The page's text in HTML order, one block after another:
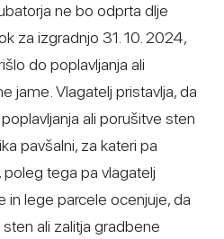
ne bo odprta dlje
za izgradnjo 31. 10. 2024,
do poplavljanja ali
jame. Vlagatelj pristavlja, da
ali porušitve sten
pavšalni, za kateri pa
poleg tega pa vlagatelj
in lege parcele ocenjuje, da
ali zalitja gradbene